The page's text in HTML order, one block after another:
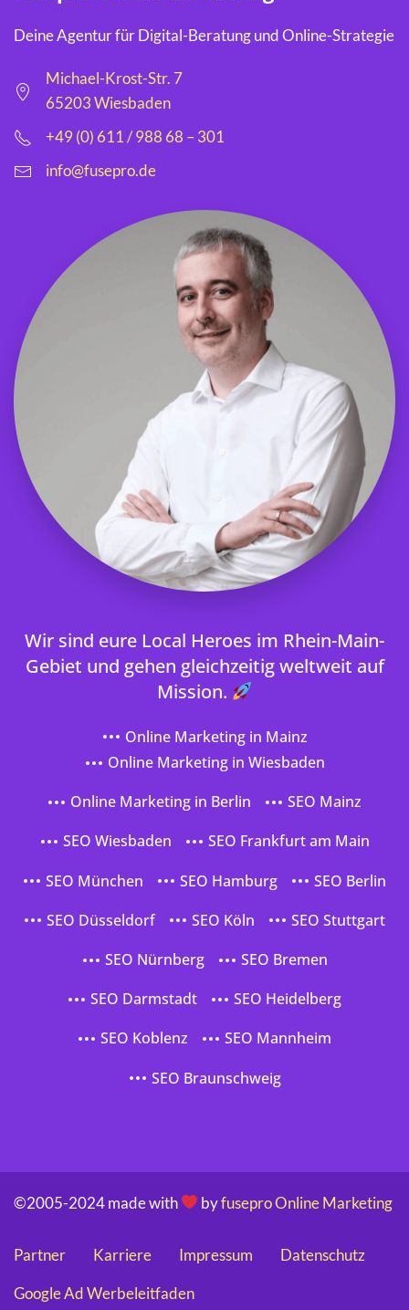
Deine Agentur für Digital-Beratung und Online-Strategie
Michael-Krost-Str. 7
65203 Wiesbaden
+49 (0) 611 / 988 68 – 301
info@fusepro.de
Wir sind eure Local Heroes im Rhein-Main-
Gebiet und gehen gleichzeitig weltweit auf
Mission.
Online Marketing in Mainz
Online Marketing in Wiesbaden
Online Marketing in Berlin
SEO Mainz
SEO Wiesbaden
SEO Frankfurt am Main
SEO München
SEO Hamburg
SEO Berlin
SEO Düsseldorf
SEO Köln
SEO Stuttgart
SEO Nürnberg
SEO Bremen
SEO Darmstadt
SEO Heidelberg
SEO Koblenz
SEO Mannheim
SEO Braunschweig
©2005-2024 made with byfusepro Online Marketing
Partner Karriere Impressum
Datenschutz
Google Ad Werbeleitfaden